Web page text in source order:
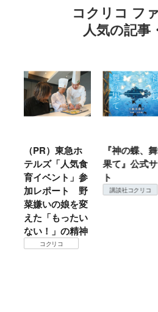
コクリコ フ
人気の記事
（PR）東急ホ
テルズ「人気食
育イベント」参
加レポート 野
菜嫌いの娘を変
えた「もったい
ない！」の精神
コクリコ
『神の蝶、舞う
果て』公式サイ
講談社コクリコ